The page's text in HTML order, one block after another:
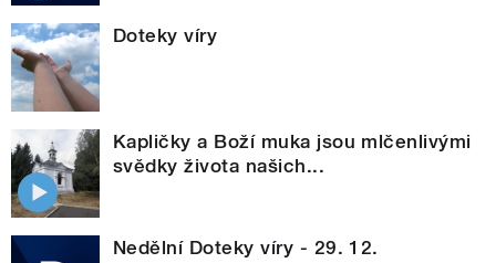
Doteky víry
Kapličky a Boží muka jsou mlčenlivými
svědky života našich...
Nedělní Doteky víry - 29. 12.